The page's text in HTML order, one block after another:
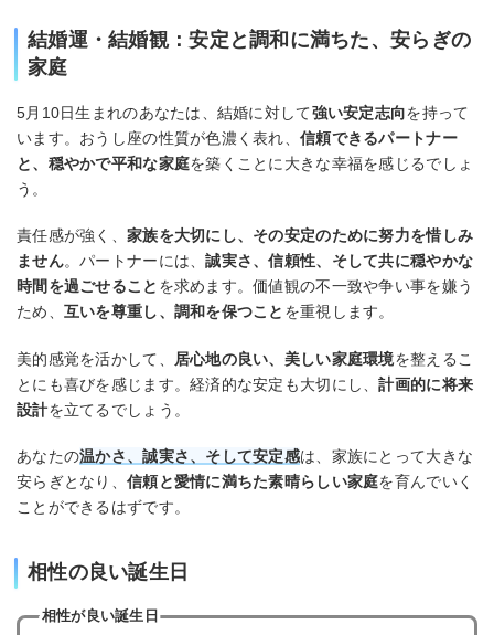
結婚運・結婚観：安定と調和に満ちた、安らぎの
家庭
5月10日生まれのあなたは、結婚に対して強い安定志向を持って
います。おうし座の性質が色濃く表れ、信頼できるパートナー
と、穏やかで平和な家庭を築くことに大きな幸福を感じるでしょ
う。
責任感が強く、 家族を大切にし、その安定のために努力を惜しみ
ません。パートナーには、誠実さ、信頼性、そして共に穏やかな
時間を過ごせること を求めます。価値観の不一致や争い事を嫌う
ため、 互いを尊重し、調和を保つこと を重視します。
美的感覚を活かして、 居心地の良い、美しい家庭環境を整えるこ
とにも喜びを感じます。経済的な安定も大切にし、計画的に将来
設計を立てるでしょう。
あなたの温かさ、誠実さ、そして安定感は、家族にとって大きな
安らぎとなり、 信頼と愛情に満ちた素晴らしい家庭を育んでいく
ことができるはずです。
相性の良い誕生日
相性が良い誕生日